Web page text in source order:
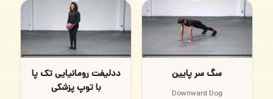
سگ سر پایین
Downward Dog
ددلیفت رومانیایی تک پا
با توپ پزشکی